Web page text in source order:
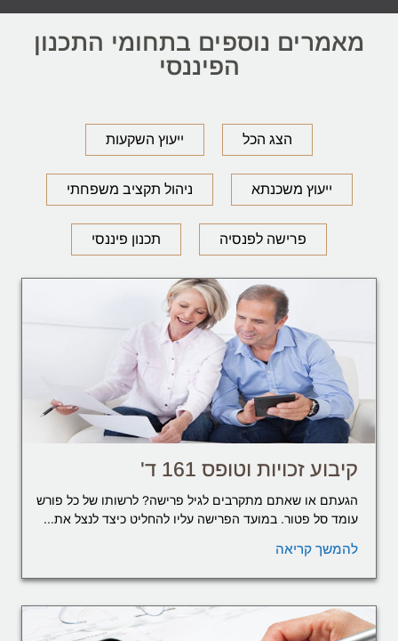
מאמרים נוספים בתחומי התכנון
הפיננסי
הצג הכל ייעוץ השקעות
ייעוץ משכנתא ניהול תקציב משפחתי
פרישה לפנסיה תכנון פיננסי
קיבוע זכויות וטופס 161 ד'
הגעתם או שאתם מתקרבים לגיל פרישה? לרשותו של כל פורש
עומד סל פטור. במועד הפרישה עליו להחליט כיצד לנצל את...
להמשך קריאה